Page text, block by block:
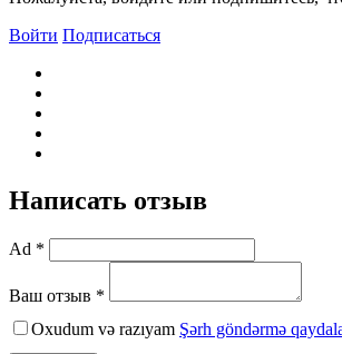
Войти Подписаться
Написать отзыв
Ad *
Ваш отзыв *
Oxudum və razıyam Şərh göndərmə